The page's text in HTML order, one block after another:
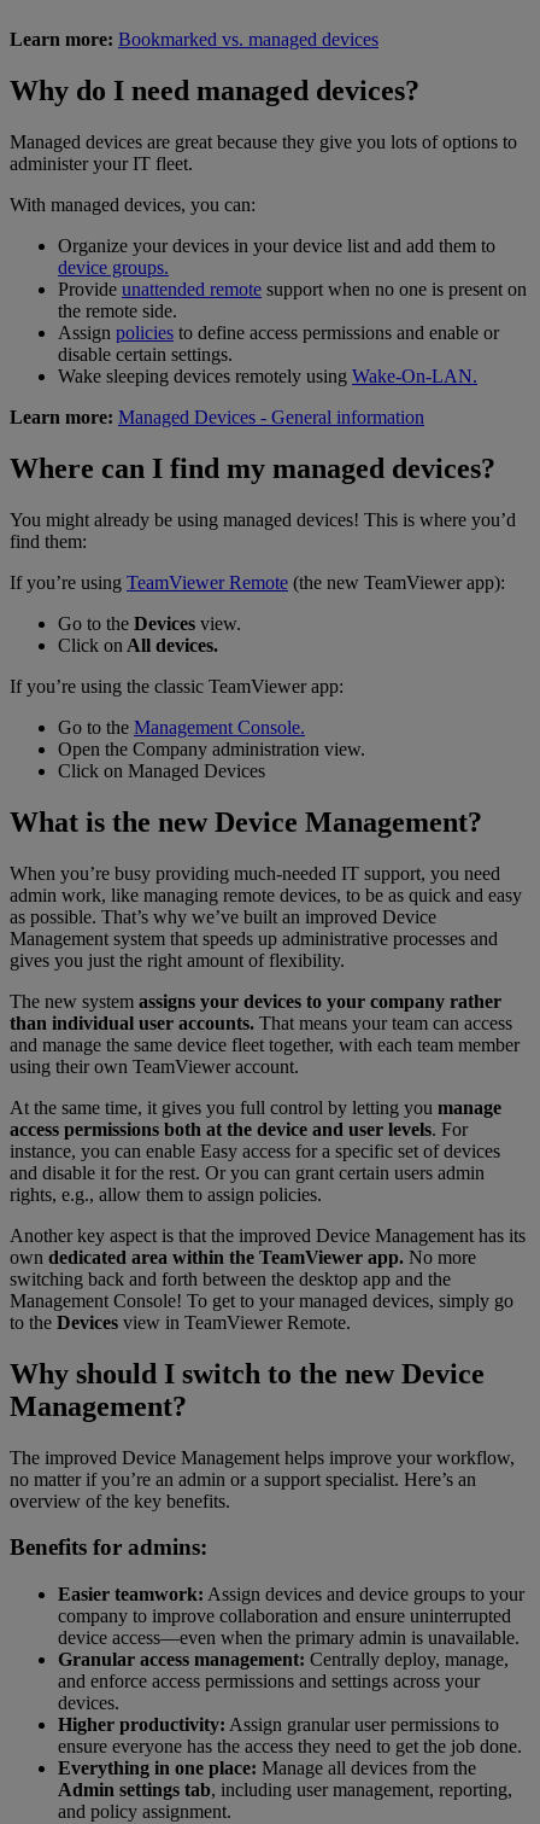
Learn more: Bookmarked vs. managed devices
Why do I need managed devices?
Managed devices are great because they give you lots of options to
administer your IT fleet.
With managed devices, you can:
Organize your devices in your device list and add them to
device groups.
Provide unattended remote support when no one is present on
the remote side.
Assign policies to define access permissions and enable or
disable certain settings.
Wake sleeping devices remotely using Wake-On-LAN.
Learn more: Managed Devices - General information
Where can I find my managed devices?
You might already be using managed devices! This is where you’d
find them:
If you’re using TeamViewer Remote (the new TeamViewer app):
Go to the Devices view.
Click on All devices.
If you’re using the classic TeamViewer app:
Go to the Management Console.
Open the Company administration view.
Click on Managed Devices
What is the new Device Management?
When you’re busy providing much-needed IT support, you need
admin work, like managing remote devices, to be as quick and easy
as possible. That’s why we’ve built an improved Device
Management system that speeds up administrative processes and
gives you just the right amount of flexibility.
The new system assigns your devices to your company rather
than individual user accounts. That means your team can access
and manage the same device fleet together, with each team member
using their own TeamViewer account.
At the same time, it gives you full control by letting you manage
access permissions both at the device and user levels. For
instance, you can enable Easy access for a specific set of devices
and disable it for the rest. Or you can grant certain users admin
rights, e.g., allow them to assign policies.
Another key aspect is that the improved Device Management has its
own dedicated area within the TeamViewer app. No more
switching back and forth between the desktop app and the
Management Console! To get to your managed devices, simply go
to the Devices view in TeamViewer Remote.
Why should I switch to the new Device
Management?
The improved Device Management helps improve your workflow,
no matter if you’re an admin or a support specialist. Here’s an
overview of the key benefits.
Benefits for admins:
Easier teamwork: Assign devices and device groups to your
company to improve collaboration and ensure uninterrupted
device access—even when the primary admin is unavailable.
Granular access management: Centrally deploy, manage,
and enforce access permissions and settings across your
devices.
Higher productivity: Assign granular user permissions to
ensure everyone has the access they need to get the job done.
Everything in one place: Manage all devices from the
Admin settings tab, including user management, reporting,
and policy assignment.